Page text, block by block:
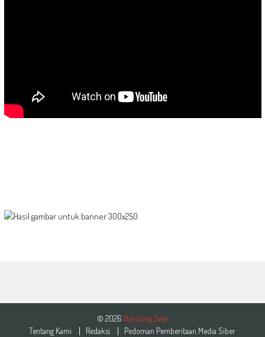
© 2026 Bandung Side
Tentang Kami
Redaksi Pedoman Pemberitaan Media Siber